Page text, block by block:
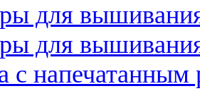
для
для
с напечатанным